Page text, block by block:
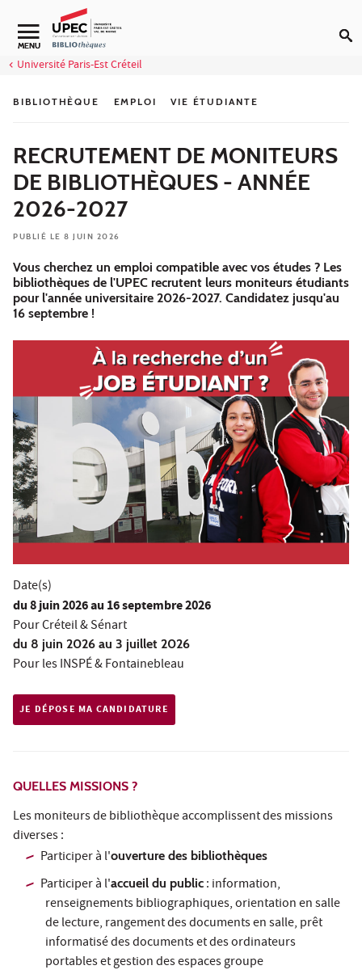
Aller au contenu
Navigation secondaire
MENU
Université Paris-Est Créteil
BIBLIOTHÈQUE EMPLOI VIE ÉTUDIANTE
RECRUTEMENT DE MONITEURS
DE BIBLIOTHÈQUES - ANNÉE
2026-2027
PUBLIÉ LE 8 JUIN 2026
Vous cherchez un emploi compatible avec vos études ? Les
bibliothèques de l'UPEC recrutent leurs moniteurs étudiants
pour l'année universitaire 2026-2027. Candidatez jusqu'au
16 septembre !
Date(s)
du8 juin 2026au 16 septembre 2026
Pour Créteil & Sénart
du 8 juin 2026 au 3 juillet 2026
Pour les INSPÉ & Fontainebleau
JE DÉPOSE MA CANDIDATURE
QUELLES MISSIONS ?
Les moniteurs de bibliothèque accomplissent des missions
diverses :
Participer à l'ouverture des bibliothèques
Participer à l'accueil du public : information,
renseignements bibliographiques, orientation en salle
de lecture, rangement des documents en salle, prêt
informatisé des documents et des ordinateurs
portables et gestion des espaces groupe